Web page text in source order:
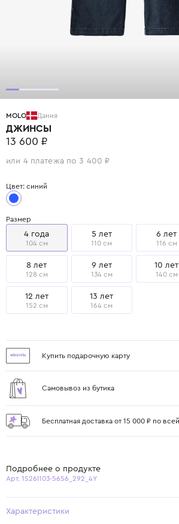
MOLO Дания
ДЖИНСЫ
13 600 ₽
или 4 платежа по 3 400 ₽
Цвет: синий
Размер
4 года
104 см
5 лет
110 см
6 лет
116 см
8 лет
128 см
9 лет
134 см
10 лет
140 см
12 лет
152 см
13 лет
164 см
Купить подарочную карту
Самовывоз из бутика
Бесплатная доставка от 15 000 ₽ по
Подробнее о продукте
Арт. 1S26I103-5656_292_4Y
Характеристики